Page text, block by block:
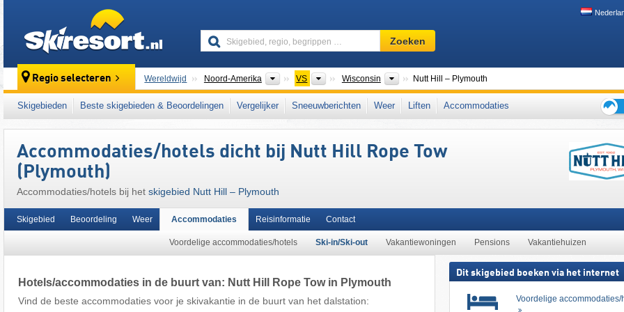
Skigebied,
regio,
…
Zoeken
Regio selecteren Wereldwijd Noord-Amerika Continenten
VS LandenWisconsin Deelstaten
Nutt Hill – Plymouth
Dit skigebied ligt ook in: Midwest
Skigebieden Beste skigebieden & Beoordelingen Vergelijker Sneeuwberichten Weer Liften
Accommodaties
de
Accommodaties/hotels dicht bij Nutt Hill Rope Tow
(Plymouth)
Accommodaties/hotels bij het skigebied Nutt Hill – Plymouth
Skigebied Beoordeling Weer Accommodaties
Voordelige accommodaties/hotels Ski-in/Ski-out Vakantiewoningen Pensions Vakantiehuizen
Reisinformatie Contact
Hotels/accommodaties in de buurt van: Nutt Hill Rope Tow in Plymouth
Vind de beste accommodaties voor je skivakantie in de buurt van het dalstation:
Dit skigebied boeken via het internet
Voordelige accommodaties/